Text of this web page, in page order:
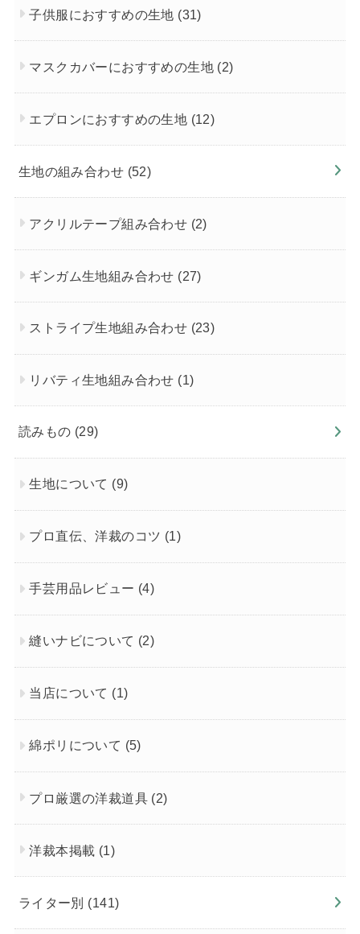
子供服におすすめの生地 (31)
マスクカバーにおすすめの生地 (2)
エプロンにおすすめの生地 (12)
生地の組み合わせ (52)
アクリルテープ組み合わせ (2)
ギンガム生地組み合わせ (27)
ストライプ生地組み合わせ (23)
リバティ生地組み合わせ (1)
読みもの (29)
生地について (9)
プロ直伝、洋裁のコツ (1)
手芸用品レビュー (4)
縫いナビについて (2)
当店について (1)
綿ポリについて (5)
プロ厳選の洋裁道具 (2)
洋裁本掲載 (1)
ライター別 (141)